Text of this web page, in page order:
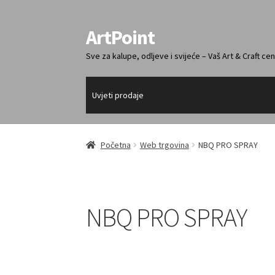
Preskoči
na
navigaciju
Skoči
do
sadržaja
ArtPoint
Sve za kalupe, odljeve i svijeće – Vaš Art & Craft
Uvjeti prodaje
Početna Web trgovina NBQ PRO SPRAY
NBQ PRO SPRAY